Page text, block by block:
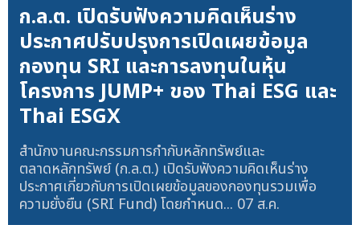
ก.ล.ต. เปิดรับฟังความคิดเห็นร่าง
ประกาศปรับปรุงการเปิดเผยข้อมูล
กองทุน SRI และการลงทุนในหุ้น
โครงการ JUMP+ ของ Thai ESG และ
Thai ESGX
สำนักงานคณะกรรมการกำกับหลักทรัพย์และ
ตลาดหลักทรัพย์ (ก.ล.ต.) เปิดรับฟังความคิดเห็นร่าง
ประกาศเกี่ยวกับการเปิดเผยข้อมูลของกองทุนรวมเพื่อ
ความยั่งยืน (SRI Fund) โดยกำหนด... 07 ส.ค.